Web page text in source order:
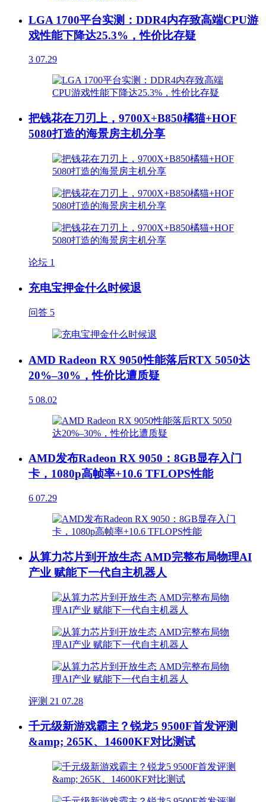
LGA 1700平台实测：DDR4内存致高端CPU游
戏性能下降达25.3%，性价比存疑
3 07.29
把钱花在刀刃上，9700X+B850橘猫+HOF
5080打造的海景房主机分享
论坛 1
充电宝押金什么时候退
问答 5
AMD Radeon RX 9050性能落后RTX 5050达
20%–30%，性价比遭质疑
5 08.02
AMD发布Radeon RX 9050：8GB显存入门
卡，1080p高帧率+10.6 TFLOPS性能
6 07.29
从算力芯片到开放生态 AMD完整布局物理AI
产业 赋能下一代自主机器人
评测 21 07.28
千元级新游戏霸主？锐龙5 9500F首发评测
&amp; 265K、14600KF对比测试